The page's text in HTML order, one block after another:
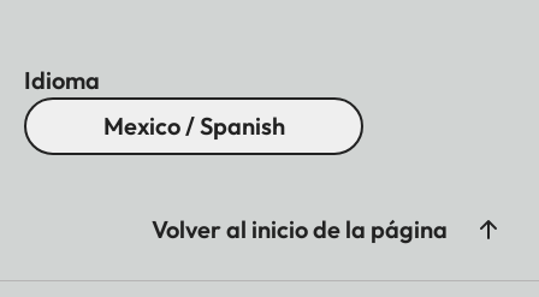
Idioma
Mexico / Spanish
Volver al inicio de la página